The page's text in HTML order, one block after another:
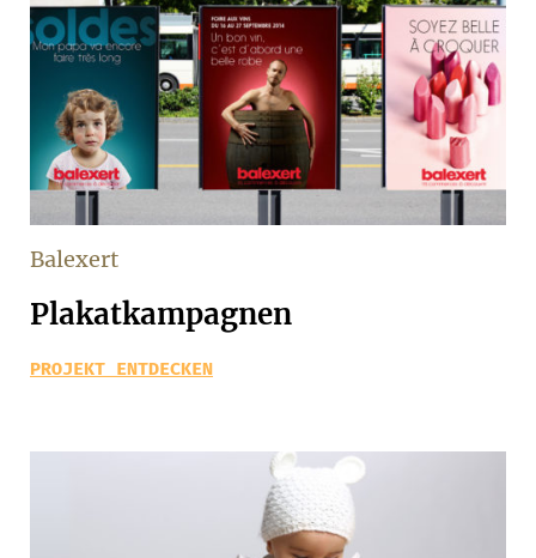
Balexert
Plakatkampagnen
PROJEKT ENTDECKEN